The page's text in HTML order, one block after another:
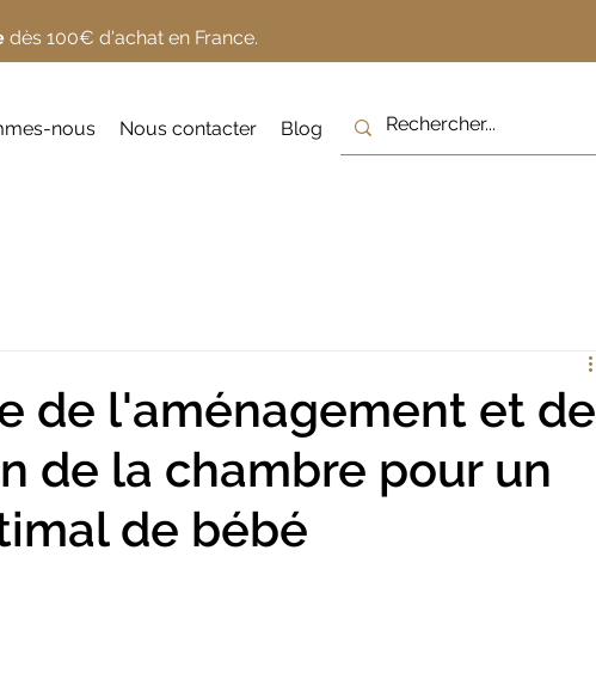
dès 100€ d'achat en France.
nous Nous contacter Blog
de l'aménagement et de
de la chambre pour un
de bébé